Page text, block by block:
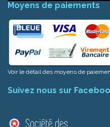
Moyens de paiements
Voir le détail des moyens de
Suivez nous sur